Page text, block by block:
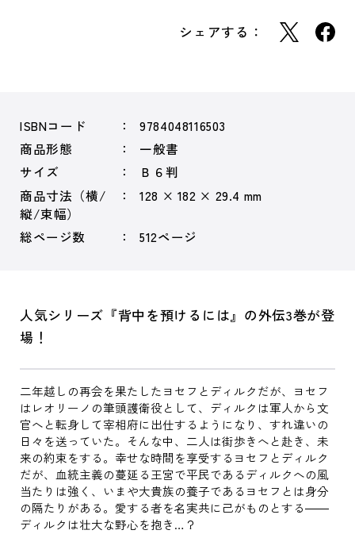
シェアする：
ISBNコード
9784048116503
商品形態
一般書
サイズ
Ｂ６判
商品寸法（横/
縦/束幅）
128 × 182 × 29.4 mm
総ページ数 512ページ
人気シリーズ『背中を預けるには』の外伝3巻が登
場！
二年越しの再会を果たしたヨセフとディルクだが、ヨセフ
はレオリーノの筆頭護衛役として、ディルクは軍人から文
官へと転身して宰相府に出仕するようになり、すれ違いの
日々を送っていた。そんな中、二人は街歩きへと赴き、未
来の約束をする。幸せな時間を享受するヨセフとディルク
だが、血統主義の蔓延る王宮で平民であるディルクへの風
当たりは強く、いまや大貴族の養子であるヨセフとは身分
の隔たりがある。愛する者を名実共に己がものとする――
ディルクは壮大な野心を抱き…？